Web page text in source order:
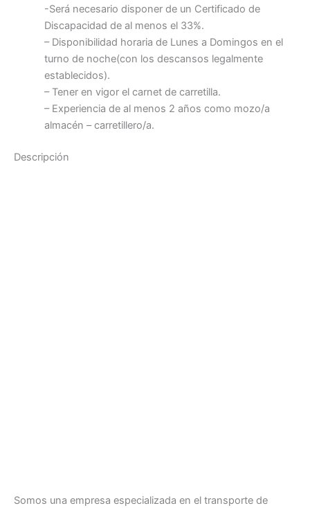
-Será necesario disponer de un Certificado de
Discapacidad de al menos el 33%.
– Disponibilidad horaria de Lunes a Domingos en el
turno de noche(con los descansos legalmente
establecidos).
– Tener en vigor el carnet de carretilla.
– Experiencia de al menos 2 años como mozo/a
almacén – carretillero/a.
Descripción
Somos una empresa especializada en el transporte de